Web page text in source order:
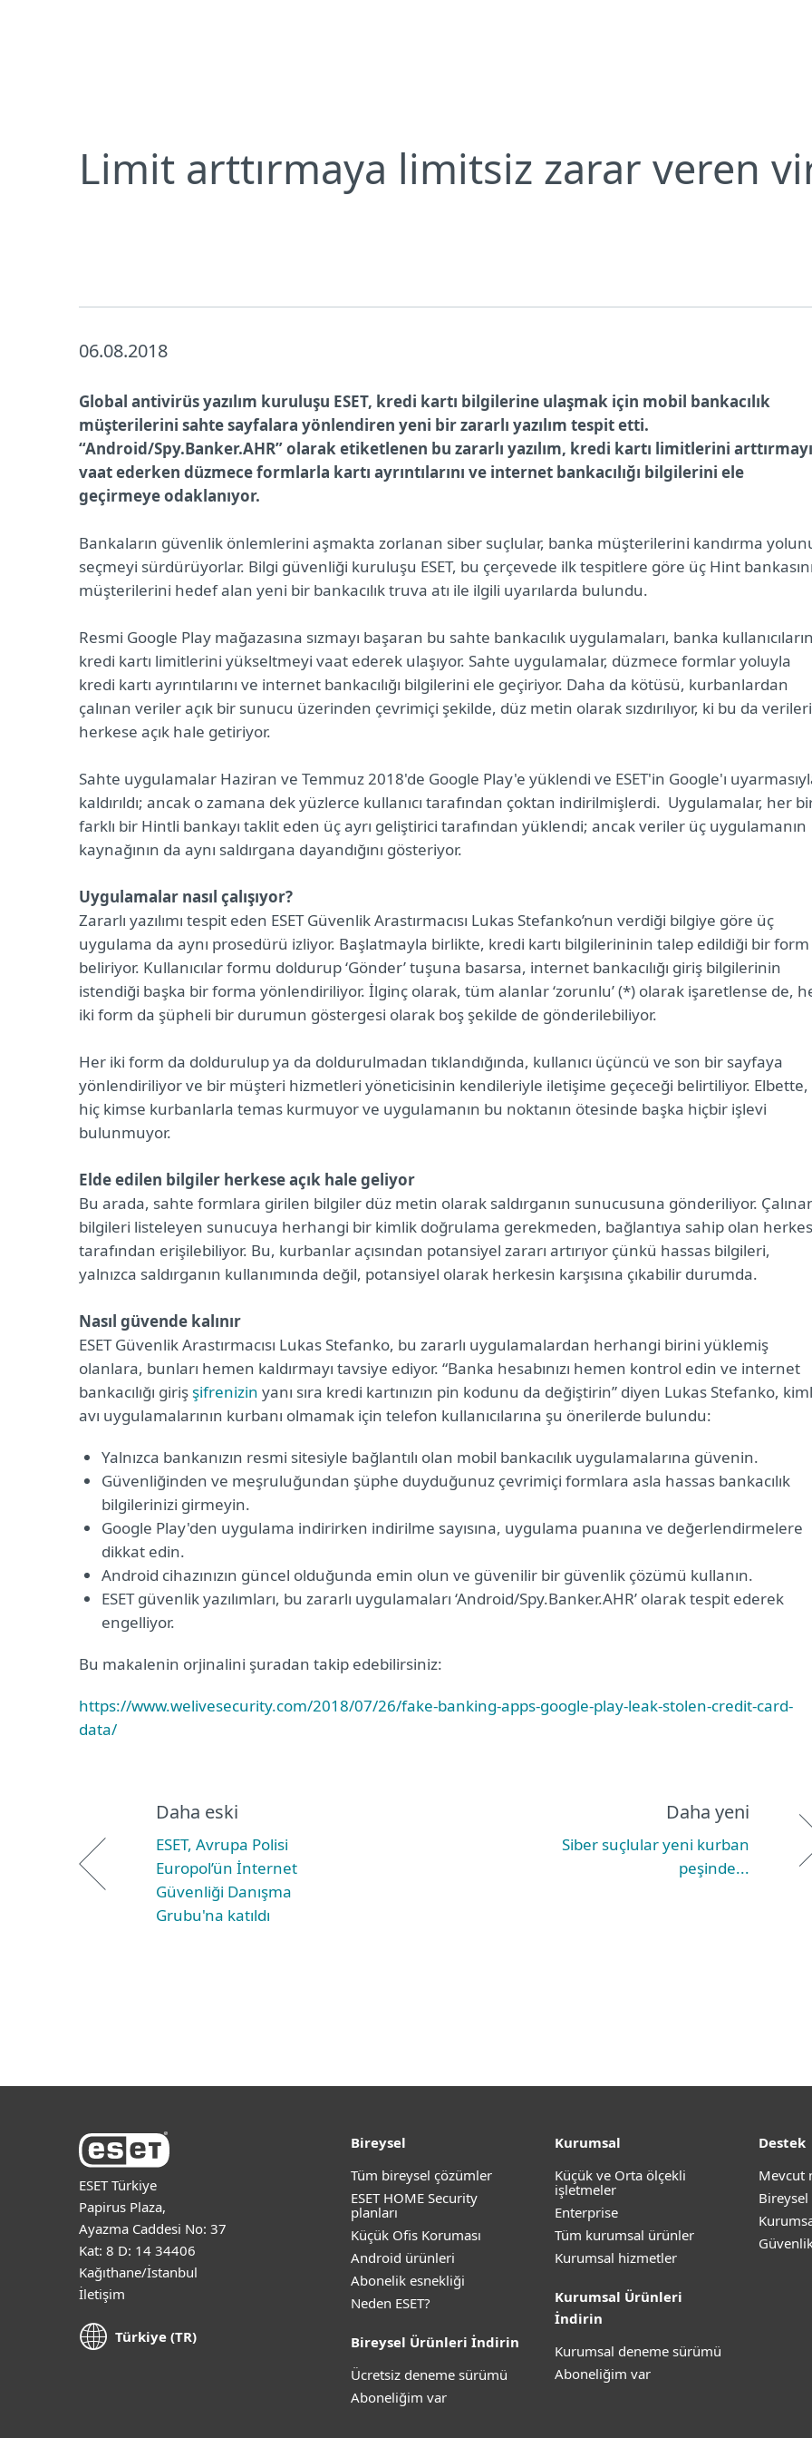
Limit arttırmaya limitsiz zarar veren
06.08.2018
Global antivirüs yazılım kuruluşu ESET, kredi kartı bilgilerine ulaşmak için mobil bankacılık
müşterilerini sahte sayfalara yönlendiren yeni bir zararlı yazılım tespit etti.
“Android/Spy.Banker.AHR” olarak etiketlenen bu zararlı yazılım, kredi kartı limitlerini arttırmayı
vaat ederken düzmece formlarla kartı ayrıntılarını ve internet bankacılığı bilgilerini ele
geçirmeye odaklanıyor.
Bankaların güvenlik önlemlerini aşmakta zorlanan siber suçlular, banka müşterilerini kandırma
seçmeyi sürdürüyorlar. Bilgi güvenliği kuruluşu ESET, bu çerçevede ilk tespitlere göre üç Hint
müşterilerini hedef alan yeni bir bankacılık truva atı ile ilgili uyarılarda bulundu.
Resmi Google Play mağazasına sızmayı başaran bu sahte bankacılık uygulamaları, banka
kredi kartı limitlerini yükseltmeyi vaat ederek ulaşıyor. Sahte uygulamalar, düzmece formlar yoluyla
kredi kartı ayrıntılarını ve internet bankacılığı bilgilerini ele geçiriyor. Daha da kötüsü, kurbanlardan
çalınan veriler açık bir sunucu üzerinden çevrimiçi şekilde, düz metin olarak sızdırılıyor, ki bu da verileri
herkese açık hale getiriyor.
Sahte uygulamalar Haziran ve Temmuz 2018'de Google Play'e yüklendi ve ESET'in Google'ı
kaldırıldı; ancak o zamana dek yüzlerce kullanıcı tarafından çoktan indirilmişlerdi. Uygulamalar, her
farklı bir Hintli bankayı taklit eden üç ayrı geliştirici tarafından yüklendi; ancak veriler üç uygulamanın
kaynağının da aynı saldırgana dayandığını gösteriyor.
Uygulamalar nasıl çalışıyor?
Zararlı yazılımı tespit eden ESET Güvenlik Arastırmacısı Lukas Stefanko’nun verdiği bilgiye göre üç
uygulama da aynı prosedürü izliyor. Başlatmayla birlikte, kredi kartı bilgilerininin talep edildiği bir form
beliriyor. Kullanıcılar formu doldurup ‘Gönder’ tuşuna basarsa, internet bankacılığı giriş bilgilerinin
istendiği başka bir forma yönlendiriliyor. İlginç olarak, tüm alanlar ‘zorunlu’ (*) olarak işaretlense de,
iki form da şüpheli bir durumun göstergesi olarak boş şekilde de gönderilebiliyor.
Her iki form da doldurulup ya da doldurulmadan tıklandığında, kullanıcı üçüncü ve son bir sayfaya
yönlendiriliyor ve bir müşteri hizmetleri yöneticisinin kendileriyle iletişime geçeceği belirtiliyor. Elbette,
hiç kimse kurbanlarla temas kurmuyor ve uygulamanın bu noktanın ötesinde başka hiçbir işlevi
bulunmuyor.
Elde edilen bilgiler herkese açık hale geliyor
Bu arada, sahte formlara girilen bilgiler düz metin olarak saldırganın sunucusuna gönderiliyor.
bilgileri listeleyen sunucuya herhangi bir kimlik doğrulama gerekmeden, bağlantıya sahip olan herkes
tarafından erişilebiliyor. Bu, kurbanlar açısından potansiyel zararı artırıyor çünkü hassas bilgileri,
yalnızca saldırganın kullanımında değil, potansiyel olarak herkesin karşısına çıkabilir durumda.
Nasıl güvende kalınır
ESET Güvenlik Arastırmacısı Lukas Stefanko, bu zararlı uygulamalardan herhangi birini yüklemiş
olanlara, bunları hemen kaldırmayı tavsiye ediyor. “Banka hesabınızı hemen kontrol edin ve internet
bankacılığı girişşifrenizin yanı sıra kredi kartınızın pin kodunu da değiştirin” diyen Lukas Stefanko,
avı uygulamalarının kurbanı olmamak için telefon kullanıcılarına şu önerilerde bulundu:
Yalnızca bankanızın resmi sitesiyle bağlantılı olan mobil bankacılık uygulamalarına güvenin.
Güvenliğinden ve meşruluğundan şüphe duyduğunuz çevrimiçi formlara asla hassas bankacılık
bilgilerinizi girmeyin.
Google Play'den uygulama indirirken indirilme sayısına, uygulama puanına ve değerlendirmelere
dikkat edin.
Android cihazınızın güncel olduğunda emin olun ve güvenilir bir güvenlik çözümü kullanın.
ESET güvenlik yazılımları, bu zararlı uygulamaları ‘Android/Spy.Banker.AHR’ olarak tespit ederek
engelliyor.
Bu makalenin orjinalini şuradan takip edebilirsiniz:
https://www.welivesecurity.com/2018/07/26/fake-banking-apps-google-play-leak-stolen-credit-card-
data/
Daha eski
ESET, Avrupa Polisi
Europol’ün İnternet
Güvenliği Danışma
Grubu'na katıldı
Daha yeni
Siber suçlular yeni kurban
peşinde...
ESET Türkiye
Papirus Plaza,
Ayazma Caddesi No: 37
Kat: 8 D: 14 34406
Kağıthane/İstanbul
İletişim
Türkiye (TR)
Bireysel
Tüm bireysel çözümler
ESET HOME Security
planları
Küçük Ofis Koruması
Android ürünleri
Abonelik esnekliği
Neden ESET?
Bireysel Ürünleri İndirin
Ücretsiz deneme sürümü
Aboneliğim var
Kurumsal
Küçük ve Orta ölçekli
işletmeler
Enterprise
Tüm kurumsal ürünler
Kurumsal hizmetler
Kurumsal Ürünleri
İndirin
Kurumsal deneme sürümü
Aboneliğim var
Destek
Mevcut